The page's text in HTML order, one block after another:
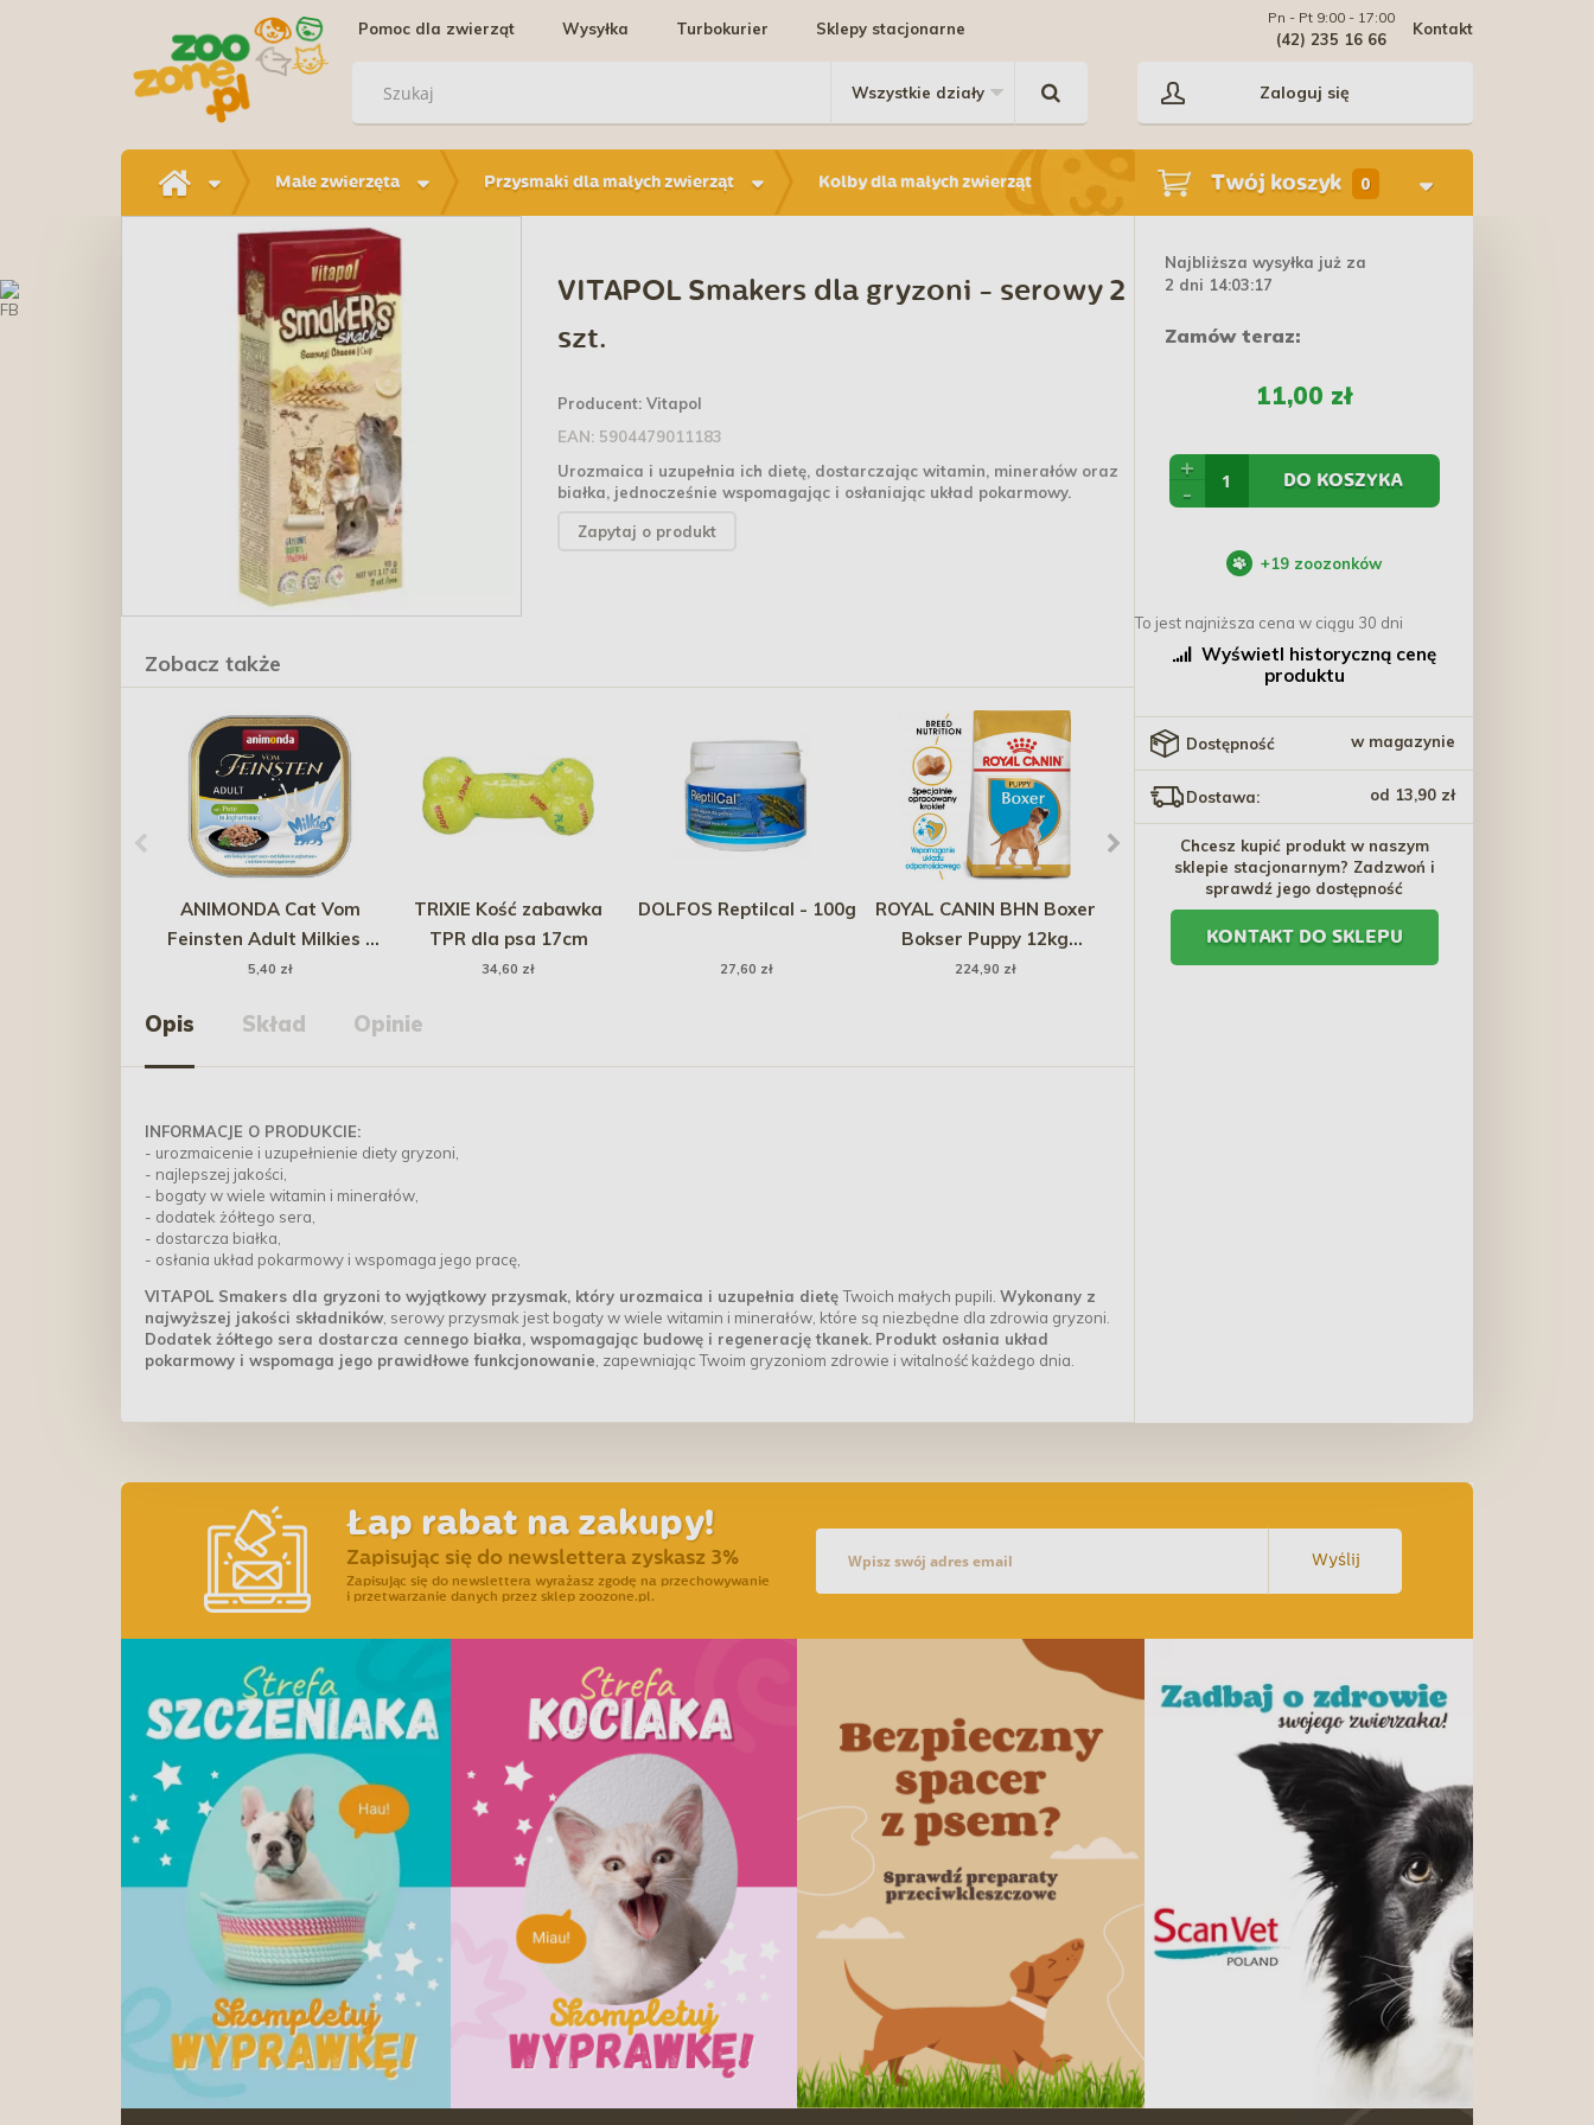
Pomoc dla zwierząt Wysyłka Turbokurier Sklepy stacjonarne Kontakt
Pn - Pt 9:00 - 17:00
(42) 235 16 66
Zaloguj się
Małe zwierzęta Przysmaki dla małych zwierząt Kolby dla małych zwierząt Twój koszyk 0
VITAPOL Smakers dla gryzoni - serowy 2
szt.
Producent:Vitapol
EAN: 5904479011183
Urozmaica i uzupełnia ich dietę, dostarczając witamin, minerałów oraz
białka, jednocześnie wspomagając i osłaniając układ pokarmowy.
Zapytaj o produkt
Zobacz także
ANIMONDA Cat Vom
Feinsten Adult Milkies -
Indyk w sosie
5,40 zł
TRIXIE Kość zabawka
TPR dla psa 17cm
34,60 zł
DOLFOS Reptilcal - 100g
27,60 zł
ROYAL CANIN BHN Boxer
Bokser Puppy 12kg
PROMO Uszkodzenie
224,90 zł
TRIXIE Szczotka
plastikowa dwustronna
10 x 17 cm
17,80 zł
ANIMONDA Carny
Country Adult Wołowina
Jagnięcina i Bażant 100g
Opis Skład Opinie
INFORMACJE O PRODUKCIE:
- urozmaicenie i uzupełnienie diety gryzoni,
- najlepszej jakości,
- bogaty w wiele witamin i minerałów,
- dodatek żółtego sera,
- dostarcza białka,
- osłania układ pokarmowy i wspomaga jego pracę,
VITAPOL Smakers dla gryzoni to wyjątkowy przysmak, który urozmaica i uzupełnia dietęTwoich małych pupili. Wykonany z
najwyższej jakości składników , serowy przysmak jest bogaty w wiele witamin i minerałów, które są niezbędne dla zdrowia gryzoni.
Dodatek żółtego sera dostarcza cennego białka, wspomagając budowę i regenerację tkanek. Produkt osłania układ
pokarmowy i wspomaga jego prawidłowe funkcjonowanie , zapewniając Twoim gryzoniom zdrowie i witalność każdego dnia.
Najbliższa wysyłka już za
2 dni 14:03:16
Zamów teraz:
11,00 zł
+
-
DO KOSZYKA
+19 zoozonków
To jest najniższa cena w ciągu 30 dni
Wyświetl historyczną cenę
produktu
Dostępność w magazynie
Dostawa: od 13,90 zł
Chcesz kupić produkt w naszym
sklepie stacjonarnym? Zadzwoń i
sprawdź jego dostępność
KONTAKT DO SKLEPU
Łap rabat na zakupy!
Zapisując się do newslettera zyskasz 3%
Zapisując się do newslettera wyrażasz zgodę na przechowywanie
i przetwarzanie danych przez sklep zoozone.pl.
Wyślij